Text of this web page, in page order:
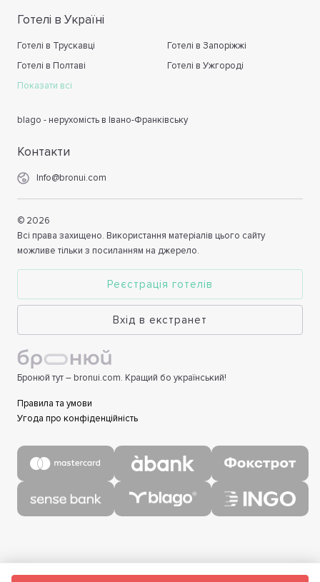
Готелі в Україні
Готелі в Трускавці
Готелі в Запоріжжі
Готелі в Полтаві
Готелі в Ужгороді
Показати всі
blago - нерухомість в Івано-Франківську
Контакти
Info@bronui.com
© 2026
Всі права захищено. Використання матеріалів цього сайту
можливе тільки з посиланням на джерело.
Реєстрація готелів
Вхід в екстранет
Бронюй тут – bronui.com. Кращий бо український!
Правила та умови
Угода про конфіденційність